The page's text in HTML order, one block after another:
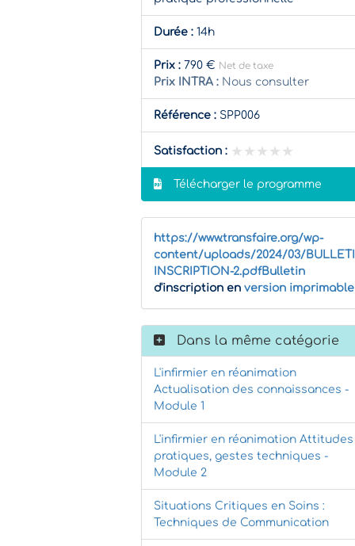
Durée : 14h
Prix : 790 € Net de taxe
Prix INTRA : Nous consulter
Référence : SPP006
Satisfaction : ★★★★★
★★★★★
Télécharger le programme
https://www.transfaire.org/wp-
content/uploads/2024/03/
INSCRIPTION-2.pdfBulletin
d'inscription en version imprimable
Dans la même catégorie
L'infirmier en réanimation
Actualisation des connaissances -
Module 1
L'infirmier en réanimation Attitudes
pratiques, gestes techniques -
Module 2
Situations Critiques en Soins :
Techniques de Communication